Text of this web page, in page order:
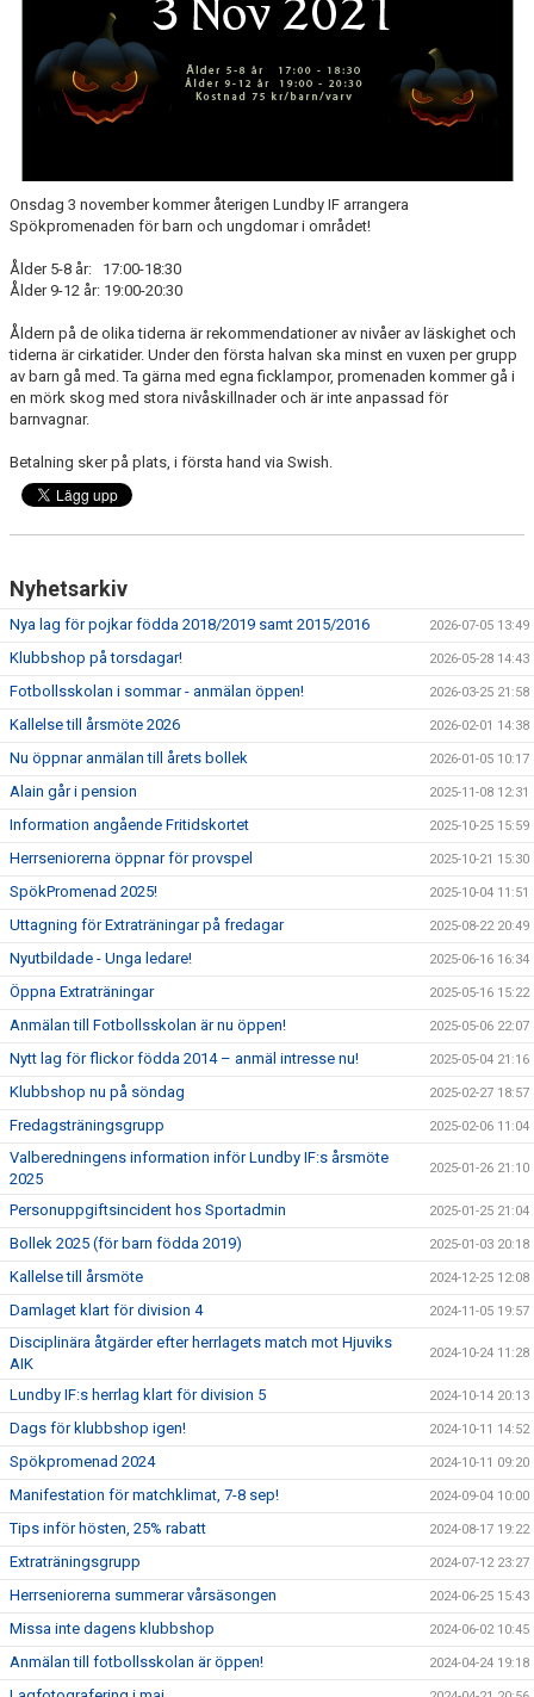
Onsdag 3 november kommer återigen Lundby IF arrangera
Spökpromenaden för barn och ungdomar i området!
Ålder 5-8 år: 17:00-18:30
Ålder 9-12 år: 19:00-20:30
Åldern på de olika tiderna är rekommendationer av nivåer av läskighet och
tiderna är cirkatider. Under den första halvan ska minst en vuxen per grupp
av barn gå med. Ta gärna med egna ficklampor, promenaden kommer gå i
en mörk skog med stora nivåskillnader och är inte anpassad för
barnvagnar.
Betalning sker på plats, i första hand via Swish.
Nyhetsarkiv
Nya lag för pojkar födda 2018/2019 samt 2015/2016 2026-07-05 13:49
Klubbshop på torsdagar! 2026-05-28 14:43
Fotbollsskolan i sommar - anmälan öppen! 2026-03-25 21:58
Kallelse till årsmöte 2026 2026-02-01 14:38
Nu öppnar anmälan till årets bollek 2026-01-05 10:17
Alain går i pension 2025-11-08 12:31
Information angående Fritidskortet 2025-10-25 15:59
Herrseniorerna öppnar för provspel 2025-10-21 15:30
SpökPromenad 2025! 2025-10-04 11:51
Uttagning för Extraträningar på fredagar 2025-08-22 20:49
Nyutbildade - Unga ledare! 2025-06-16 16:34
Öppna Extraträningar 2025-05-16 15:22
Anmälan till Fotbollsskolan är nu öppen! 2025-05-06 22:07
Nytt lag för flickor födda 2014 – anmäl intresse nu! 2025-05-04 21:16
Klubbshop nu på söndag 2025-02-27 18:57
Fredagsträningsgrupp 2025-02-06 11:04
Valberedningens information inför Lundby IF:s årsmöte
2025
2025-01-26 21:10
Personuppgiftsincident hos Sportadmin 2025-01-25 21:04
Bollek 2025 (för barn födda 2019) 2025-01-03 20:18
Kallelse till årsmöte 2024-12-25 12:08
Damlaget klart för division 4 2024-11-05 19:57
Disciplinära åtgärder efter herrlagets match mot Hjuviks
AIK
2024-10-24 11:28
Lundby IF:s herrlag klart för division 5 2024-10-14 20:13
Dags för klubbshop igen! 2024-10-11 14:52
Spökpromenad 2024 2024-10-11 09:20
Manifestation för matchklimat, 7-8 sep! 2024-09-04 10:00
Tips inför hösten, 25% rabatt 2024-08-17 19:22
Extraträningsgrupp 2024-07-12 23:27
Herrseniorerna summerar vårsäsongen 2024-06-25 15:43
Missa inte dagens klubbshop 2024-06-02 10:45
Anmälan till fotbollsskolan är öppen! 2024-04-24 19:18